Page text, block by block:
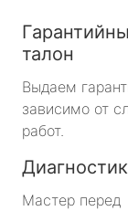
талон
Выдаем
зависимо от
работ.
Мастер перед